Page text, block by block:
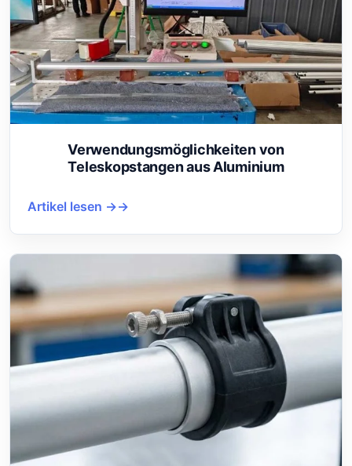
Verwendungsmöglichkeiten von
Teleskopstangen aus Aluminium
Artikel lesen →